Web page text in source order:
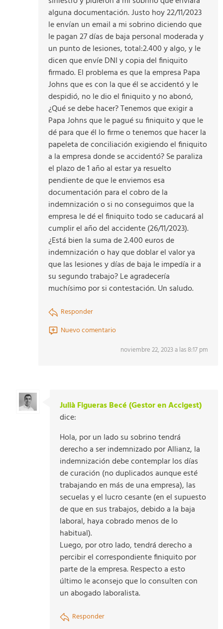
alguna documentación. Justo hoy 22/11/2023
le envían un email a mi sobrino diciendo que
le pagan 27 días de baja personal moderada y
un punto de lesiones, total:2.400 y algo, y le
dicen que envíe DNI y copia del finiquito
firmado. El problema es que la empresa Papa
Johns que es con la que él se accidentó y le
despidió, no le dio el finiquito y no abonó,
¿Qué se debe hacer? Tenemos que exigir a
Papa Johns que le pagué su finiquito y que le
dé para que él lo firme o tenemos que hacer la
papeleta de conciliación exigiendo el finiquito
a la empresa donde se accidentó? Se paraliza
el plazo de 1 año al estar ya resuelto
pendiente de que le enviemos esa
documentación para el cobro de la
indemnización o si no conseguimos que la
empresa le dé el finiquito todo se caducará al
cumplir el año del accidente (26/11/2023).
¿Está bien la suma de 2.400 euros de
indemnización o hay que doblar el valor ya
que las lesiones y días de baja le impedía ir a
su segundo trabajo? Le agradecería
muchísimo por si contestación. Un saludo.
Responder
Nuevo comentario
noviembre 22, 2023 a las 8:17 pm
Julià Figueras Becé (Gestor en Accigest)
dice:
Hola, por un lado su sobrino tendrá
derecho a ser indemnizado por Allianz, la
indemnización debe contemplar los días
de curación (no duplicados aunque esté
trabajando en más de una empresa), las
secuelas y el lucro cesante (en el supuesto
de que en sus trabajos, debido a la baja
laboral, haya cobrado menos de lo
habitual).
Luego, por otro lado, tendrá derecho a
percibir el correspondiente finiquito por
parte de la empresa. Respecto a esto
último le aconsejo que lo consulten con
un abogado laboralista.
Responder